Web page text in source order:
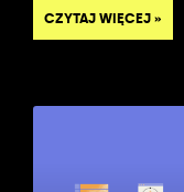
CZYTAJ WIĘCEJ »